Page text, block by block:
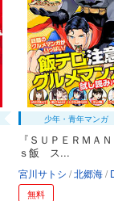
少年・青年マンガ
『ＳＵＰＥＲＭＡ
ｓ飯 ス...
宮川サトシ 北郷海
無料